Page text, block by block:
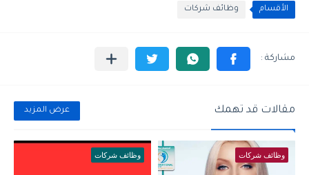
الأقسام وظائف شركات
مقالات قد تهمك عرض المزيد
وظائف شركات وظائف شركات